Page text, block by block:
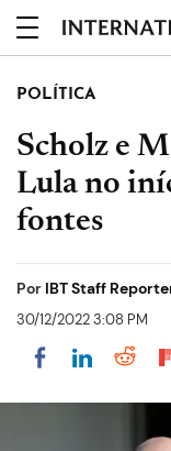
POLÍTICA
Scholz e
Lula no
fontes
Por IBT Staff
30/12/2022 3:08 PM
Share on